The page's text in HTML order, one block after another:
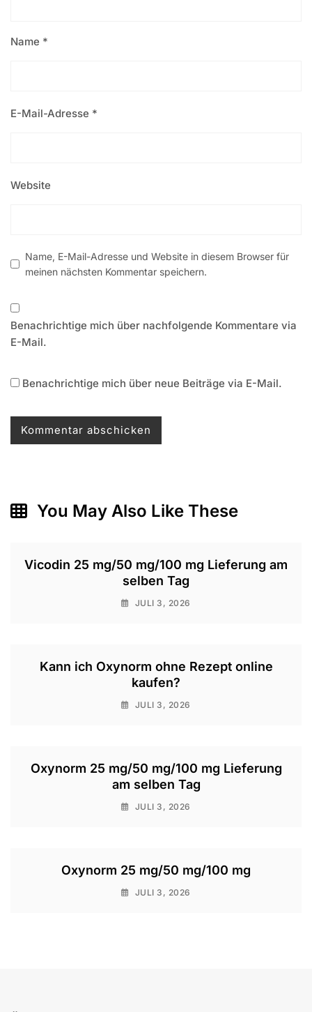
Name *
E-Mail-Adresse *
Website
Name, E-Mail-Adresse und Website in diesem Browser für
meinen nächsten Kommentar speichern.
Benachrichtige mich über nachfolgende Kommentare via
E-Mail.
Benachrichtige mich über neue Beiträge via E-Mail.
You May Also Like These
Vicodin 25 mg/50 mg/100 mg Lieferung am
selben Tag
JULI 3, 2026
Kann ich Oxynorm ohne Rezept online
kaufen?
JULI 3, 2026
Oxynorm 25 mg/50 mg/100 mg Lieferung
am selben Tag
JULI 3, 2026
Oxynorm 25 mg/50 mg/100 mg
JULI 3, 2026